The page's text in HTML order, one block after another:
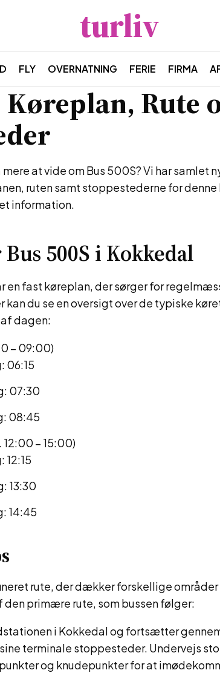
turliv
FLY OVERNATNING FERIE FIRMA
Køreplan, Rute
at vide om Bus 500S? Vi har samlet
ruten samt stoppestederne for
information.
500S i Kokkedal
en fast køreplan, der sørger for
kan du se en oversigt over de typiske
dagen:
– 09:00)
06:15
07:30
08:45
– 15:00)
12:15
13:30
14:45
rute, der dækker forskellige
den primære rute, som bussen følger:
i Kokkedal og fortsætter
terminale stoppesteder. Undervejs
og knudepunkter for at